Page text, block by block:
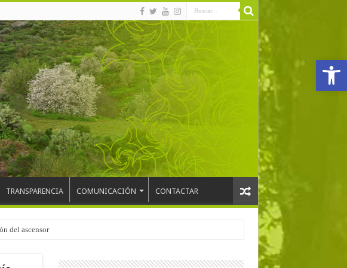
Abrir
TRANSPARENCIA COMUNICACIÓN CONTACTAR